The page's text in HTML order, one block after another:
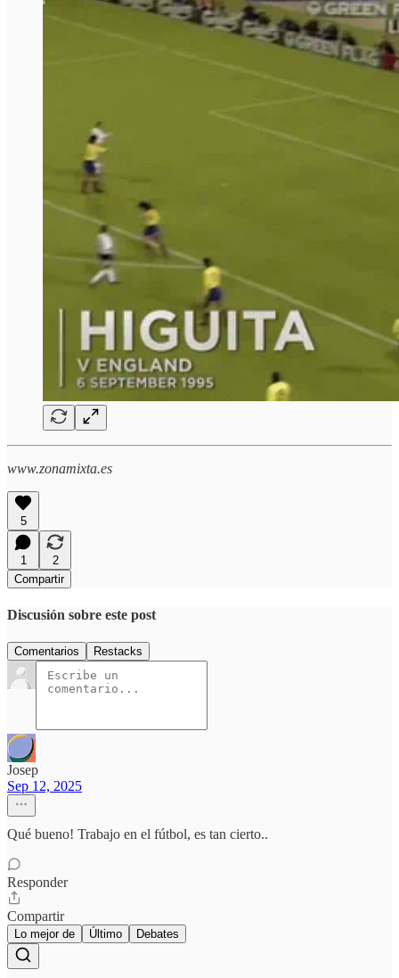
www.zonamixta.es
5
1
2
Compartir
Discusión sobre este post
Comentarios Restacks
Josep
Sep 12, 2025
Qué bueno! Trabajo en el fútbol, es tan cierto..
Responder
Compartir
Lo mejor de Último Debates